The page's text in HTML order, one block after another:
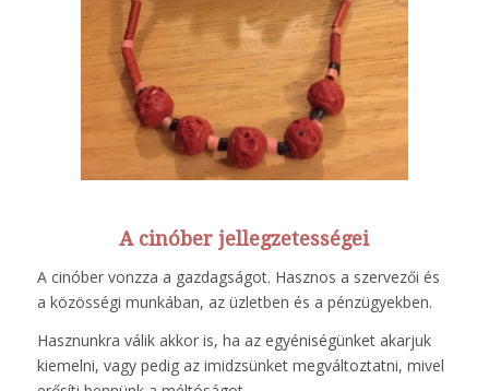
A cinóber jellegzetességei
A cinóber vonzza a gazdagságot. Hasznos a szervezői és
a közösségi munkában, az üzletben és a pénzügyekben.
Hasznunkra válik akkor is, ha az egyéniségünket akarjuk
kiemelni, vagy pedig az imidzsünket megváltoztatni, mivel